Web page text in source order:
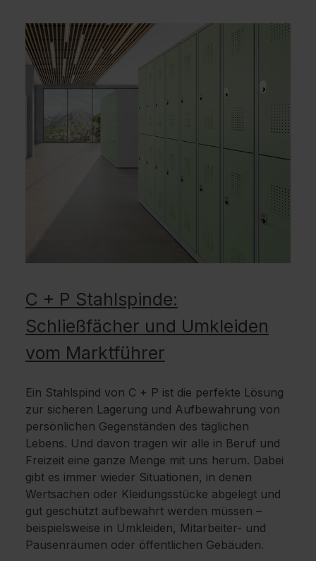
C + P Stahlspinde:
Schließfächer und Umkleiden
vom Marktführer
Ein Stahlspind von C + P ist die perfekte Lösung
zur sicheren Lagerung und Aufbewahrung von
persönlichen Gegenständen des täglichen
Lebens. Und davon tragen wir alle in Beruf und
Freizeit eine ganze Menge mit uns herum. Dabei
gibt es immer wieder Situationen, in denen
Wertsachen oder Kleidungsstücke abgelegt und
gut geschützt aufbewahrt werden müssen –
beispielsweise in Umkleiden, Mitarbeiter- und
Pausenräumen oder öffentlichen Gebäuden.